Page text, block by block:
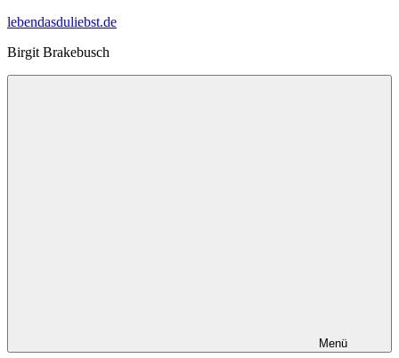
Zum
springen
lebendasduliebst.de
Birgit Brakebusch
Menü